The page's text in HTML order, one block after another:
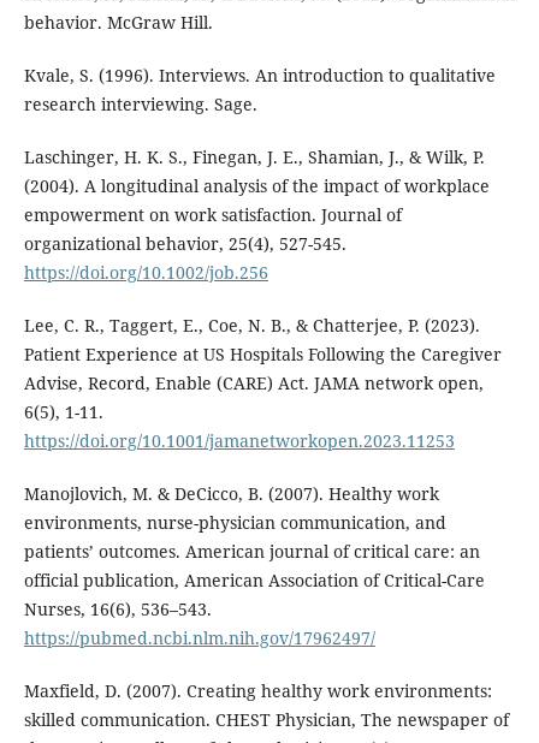
behavior. McGraw Hill.
Kvale, S. (1996). Interviews. An introduction to qualitative
research interviewing. Sage.
Laschinger, H. K. S., Finegan, J. E., Shamian, J., & Wilk, P.
(2004). A longitudinal analysis of the impact of workplace
empowerment on work satisfaction. Journal of
organizational behavior, 25(4), 527-545.
https://doi.org/10.1002/job.256
Lee, C. R., Taggert, E., Coe, N. B., & Chatterjee, P. (2023).
Patient Experience at US Hospitals Following the Caregiver
Advise, Record, Enable (CARE) Act. JAMA network open,
6(5), 1-11.
https://doi.org/10.1001/jamanetworkopen.2023.11253
Manojlovich, M. & DeCicco, B. (2007). Healthy work
environments, nurse-physician communication, and
patients’ outcomes. American journal of critical care: an
official publication, American Association of Critical-Care
Nurses, 16(6), 536–543.
https://pubmed.ncbi.nlm.nih.gov/17962497/
Maxfield, D. (2007). Creating healthy work environments:
skilled communication. CHEST Physician, The newspaper of